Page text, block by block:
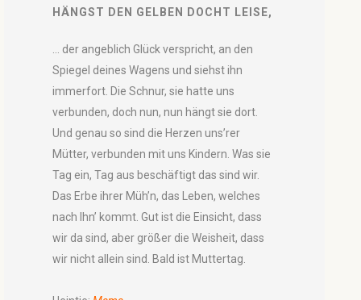
HÄNGST DEN GELBEN DOCHT LEISE,
... der angeblich Glück verspricht, an den
Spiegel deines Wagens und siehst ihn
immerfort. Die Schnur, sie hatte uns
verbunden, doch nun, nun hängt sie dort.
Und genau so sind die Herzen uns’rer
Mütter, verbunden mit uns Kindern. Was sie
Tag ein, Tag aus beschäftigt das sind wir.
Das Erbe ihrer Müh’n, das Leben, welches
nach Ihn’ kommt. Gut ist die Einsicht, dass
wir da sind, aber größer die Weisheit, dass
wir nicht allein sind. Bald ist Muttertag.